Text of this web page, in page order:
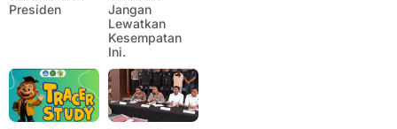
Presiden
Jangan
Lewatkan
Kesempatan
Ini.